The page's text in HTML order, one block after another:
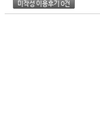
미작성 이용후기 0건